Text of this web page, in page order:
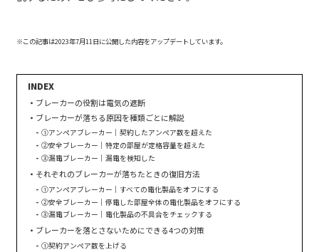
※この記事は2023年7月11日に公開した内容をアップデートしています。
ブレーカーの役割は電気の遮断
ブレーカーが落ちる原因を種類ごとに解説
①アンペアブレーカー｜契約したアンペア数を超えた
②安全ブレーカー｜特定の部屋が定格容量を超えた
③漏電ブレーカー｜漏電を検知した
それぞれのブレーカーが落ちたときの復旧方法
①アンペアブレーカー｜すべての電化製品をオフにする
②安全ブレーカー｜停電した部屋全体の電化製品をオフにする
③漏電ブレーカー｜電化製品の不具合をチェックする
ブレーカーを落とさないためにできる4つの対策
①契約アンペア数を上げる